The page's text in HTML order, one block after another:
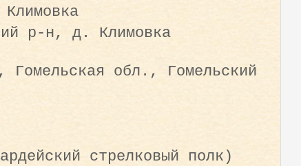
р-н, д. Климовка
Гомельская обл., Гомельский
стрелковый полк)